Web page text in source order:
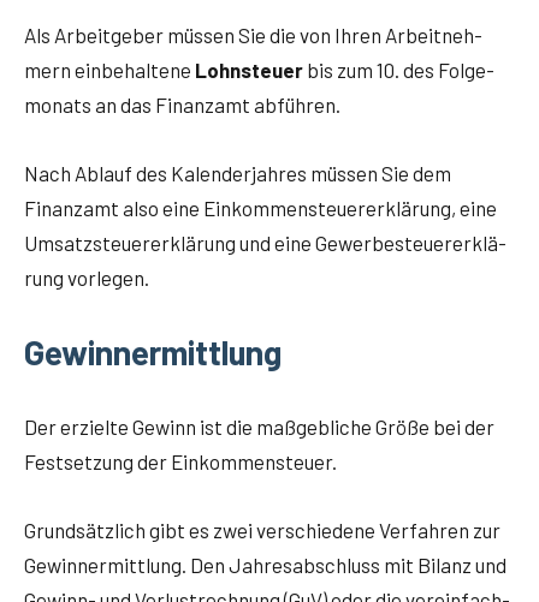
Als Arbeit­ge­ber müs­sen Sie die von Ihren Arbeit­neh­
mern ein­be­hal­te­ne Lohn­steu­er bis zum 10. des Fol­ge­
mo­nats an das Finanz­amt abführen.
Nach Ablauf des Kalen­der­jah­res müs­sen Sie dem
Finanz­amt also eine Ein­kom­men­steu­er­erklä­rung, eine
Umsatz­steu­er­erklä­rung und eine Gewer­be­steu­er­erklä­
rung vorlegen.
Gewinnermittlung
Der erziel­te Gewinn ist die maß­geb­li­che Grö­ße bei der
Fest­set­zung der Einkommensteuer.
Grund­sätz­lich gibt es zwei ver­schie­de­ne Ver­fah­ren zur
Gewinn­ermitt­lung. Den Jah­res­ab­schluss mit Bilanz und